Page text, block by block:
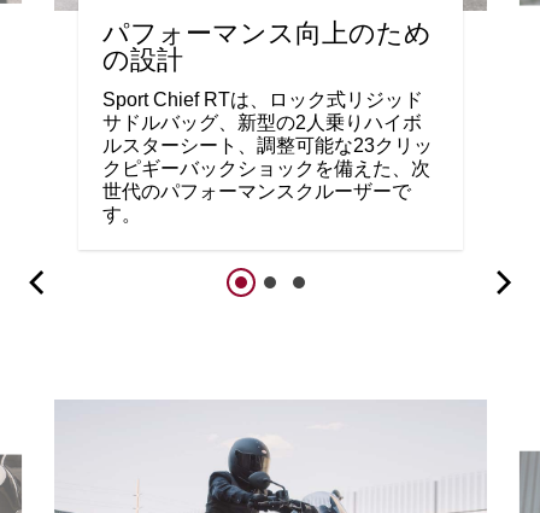
パフォーマンス向上のため
の設計
Sport Chief RTは、ロック式リジッド
サドルバッグ、新型の2人乗りハイボ
ルスターシート、調整可能な23クリッ
クピギーバックショックを備えた、次
世代のパフォーマンスクルーザーで
す。